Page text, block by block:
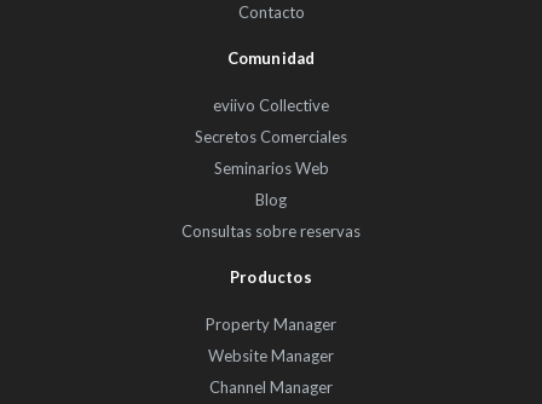
Contacto
Comunidad
eviivo Collective
Secretos Comerciales
Seminarios Web
Blog
Consultas sobre reservas
Productos
Property Manager
Website Manager
Channel Manager